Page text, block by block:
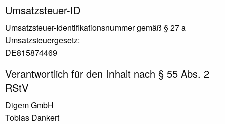
Umsatzsteuer-ID
Umsatzsteuer-Identifikationsnummer gemäß § 27 a
Umsatzsteuergesetz:
DE815874469
Verantwortlich für den Inhalt nach § 55 Abs. 2
RStV
Digem GmbH
Tobias Dankert